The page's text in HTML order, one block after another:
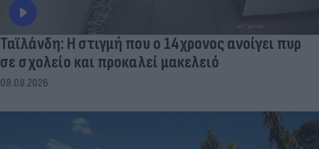
Ταϊλάνδη: Η στιγμή που ο 14χρονος ανοίγει πυρ
σε σχολείο και προκαλεί μακελειό
08.08.2026